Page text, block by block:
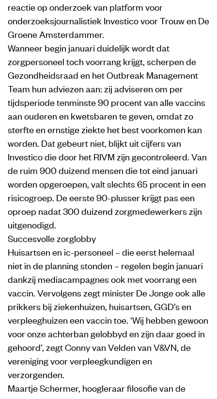
reactie op onderzoek van platform voor
onderzoeksjournalistiek Investico voor Trouw en De
Groene Amsterdammer.
Wanneer begin januari duidelijk wordt dat
zorgpersoneel toch voorrang krijgt, scherpen de
Gezondheidsraad en het Outbreak Management
Team hun adviezen aan: zij adviseren om per
tijdsperiode tenminste 90 procent van alle vaccins
aan ouderen en kwetsbaren te geven, omdat zo
sterfte en ernstige ziekte het best voorkomen kan
worden. Dat gebeurt niet, blijkt uit cijfers van
Investico die door het RIVM zijn gecontroleerd. Van
de ruim 900 duizend mensen die tot eind januari
worden opgeroepen, valt slechts 65 procent in een
risicogroep. De eerste 90-plusser krijgt pas een
oproep nadat 300 duizend zorgmedewerkers zijn
uitgenodigd.
Succesvolle zorglobby
Huisartsen en ic-personeel – die eerst helemaal
niet in de planning stonden – regelen begin januari
dankzij mediacampagnes ook met voorrang een
vaccin. Vervolgens zegt minister De Jonge ook alle
prikkers bij ziekenhuizen, huisartsen, GGD’s en
verpleeghuizen een vaccin toe. ‘Wij hebben gewoon
voor onze achterban gelobbyd en zijn daar goed in
gehoord’, zegt Conny van Velden van V&VN, de
vereniging voor verpleegkundigen en
verzorgenden.
Maartje Schermer, hoogleraar filosofie van de